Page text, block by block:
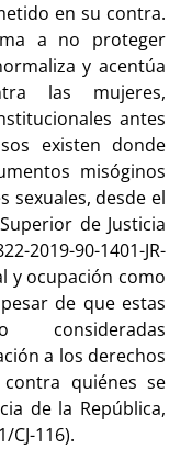
en su contra.
a no proteger
y acentúa
las mujeres,
antes
existen donde
misóginos
sexuales, desde el
de Justicia
2019-90-1401-JR-
y ocupación como
de que estas
consideradas
a los derechos
quiénes se
de la República,
CJ-116).